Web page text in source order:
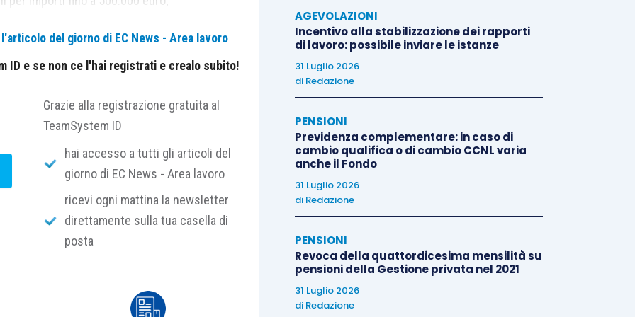
uniformi per l’accesso alla dilazione,
a 36 rate e fino a 500.000 euro;
Metropolitano per i piani fino a 60 rate e
Regolamento e fornisce le istruzioni operative
che deve avvenire esclusivamente in via
del contribuente”, secondo le modalità
del giorno di EC News - Area lavoro
ID e se non ce l'hai registrati e crealo subito!
Grazie alla registrazione gratuita al
TeamSystem ID
hai accesso a tutti gli articoli del
giorno di EC News - Area lavoro
ricevi ogni mattina la newsletter
direttamente sulla tua casella di
posta
AGEVOLAZIONI
Incentivo alla stabilizzazione dei rapporti
di lavoro: possibile inviare le istanze
31 Luglio 2026
di Redazione
PENSIONI
Previdenza complementare: in caso di
cambio qualifica o di cambio CCNL varia
anche il Fondo
31 Luglio 2026
di Redazione
PENSIONI
Revoca della quattordicesima mensilità su
pensioni della Gestione privata nel 2021
31 Luglio 2026
di Redazione